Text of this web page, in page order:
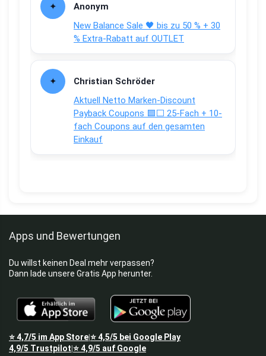
Anonym
New Balance Sale 🖤 bis zu 50 % + 30
% Extra-Rabatt auf OUTLET
Christian Schröder
Aktuell Netto Marken-Discount
Payback Coupons 🟦⬜ 25-Fach + 10-
fach Coupons auf den gesamten
Einkauf
Apps und Bewertungen
Du willst keinen Deal mehr verpassen?
Dann lade unsere Gratis App herunter.
⭐4,7/5 im App Store⭐4,5/5 bei Google Play
4,9/5 Trustpilot ⭐4,9/5 auf Google